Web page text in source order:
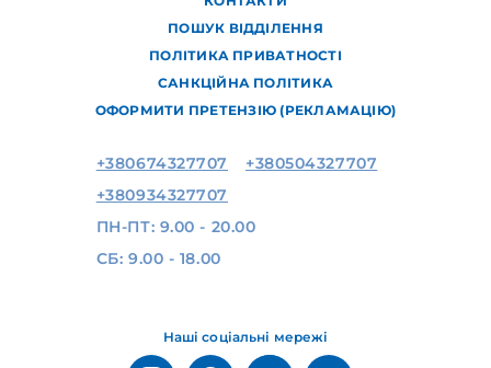
ПОШУК ВІДДІЛЕННЯ
ПОЛІТИКА ПРИВАТНОСТІ
САНКЦІЙНА ПОЛІТИКА
ОФОРМИТИ ПРЕТЕНЗІЮ (РЕКЛАМАЦІЮ)
Наші соціальні мережі
+380674327707
+380504327707
+380934327707
ПН-ПТ: 9.00 - 20.00
СБ: 9.00 - 18.00